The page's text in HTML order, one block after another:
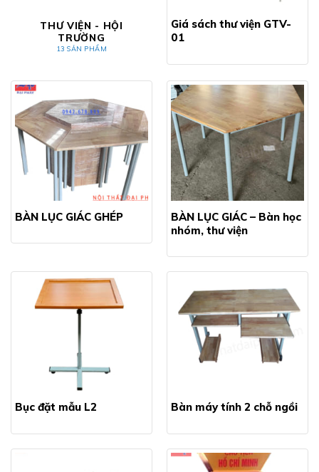
THƯ VIỆN - HỘI
TRƯỜNG
13 SẢN PHẨM
Giá sách thư viện GTV-
01
BÀN LỤC GIÁC GHÉP
BÀN LỤC GIÁC – Bàn học
nhóm, thư viện
Bục đặt mẫu L2 Bàn máy tính 2 chỗ ngồi